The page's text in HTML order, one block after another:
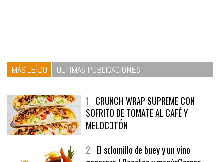
MÁS LEÍDO ÚLTIMAS PUBLICACIONES
1 CRUNCH WRAP SUPREME CON
SOFRITO DE TOMATE AL CAFÉ Y
MELOCOTÓN
2 El solomillo de buey y un vino